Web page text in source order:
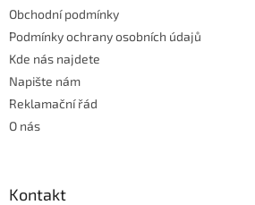
y
Obchodní podmínky
Podmínky ochrany osobních údajů
Kde nás najdete
Napište nám
Reklamační řád
O nás
Kontakt